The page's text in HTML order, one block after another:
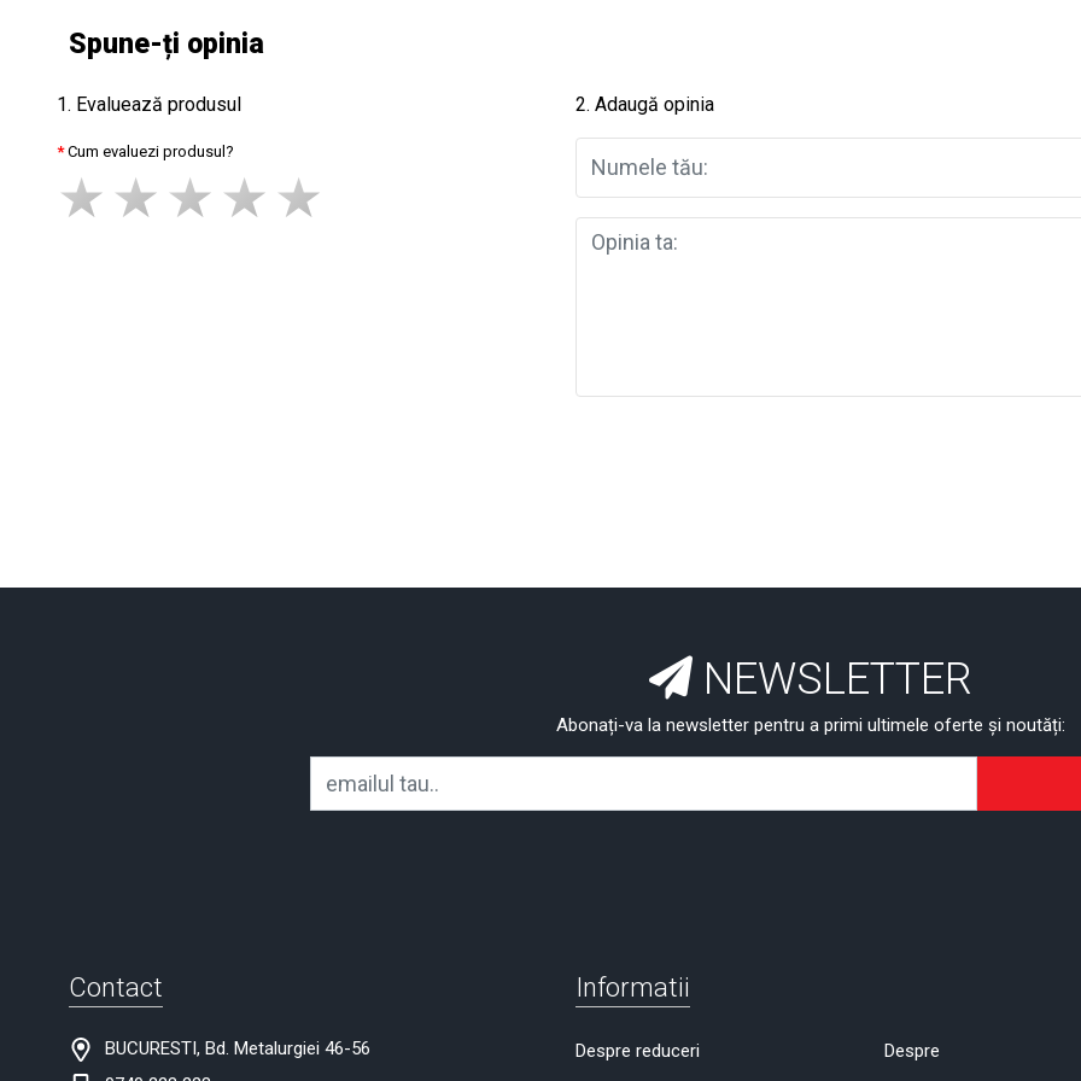
Spune-ți opinia
1. Evaluează produsul
Cum evaluezi produsul?
2. Adaugă opinia
NEWSLETTER
Abonați-va la newsletter pentru a primi ultimele oferte și noutăți:
Contact
BUCURESTI, Bd. Metalurgiei 46-56
Informatii
Despre reduceri
Despre